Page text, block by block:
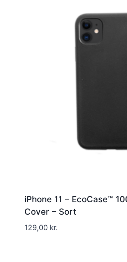
iPhone 11 – EcoCase™
Cover – Sort
129,00 kr.